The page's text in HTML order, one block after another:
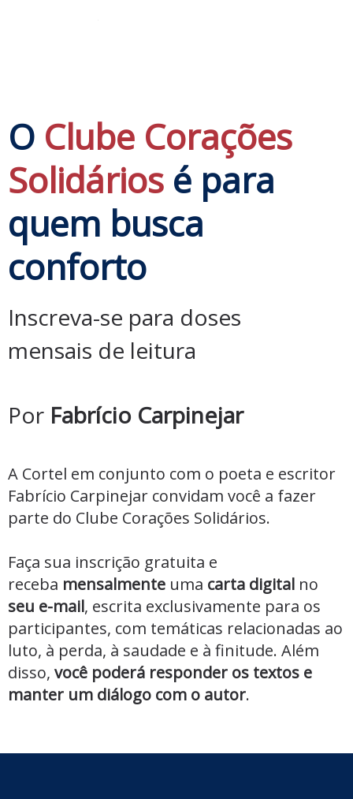
O Clube Corações
Solidários é para
quem busca
conforto
Inscreva-se para doses
mensais de leitura
Por Fabrício Carpinejar
A Cortel em conjunto com o poeta e escritor
Fabrício Carpinejar convidam você a fazer
parte do Clube Corações Solidários.
Faça sua inscrição gratuita e
receba mensalmente uma carta digital no
seu e-mail, escrita exclusivamente para os
participantes, com temáticas relacionadas ao
luto, à perda, à saudade e à finitude. Além
disso, você poderá responder os textos e
manter um diálogo com o autor.